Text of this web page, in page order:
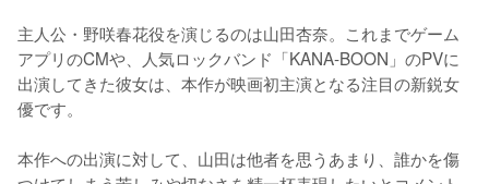
主人公・野咲春花役を演じるのは山田杏奈。これまでゲーム
アプリのCMや、人気ロックバンド「KANA-BOON」のPVに
出演してきた彼女は、本作が映画初主演となる注目の新鋭女
優です。
本作への出演に対して、山田は他者を思うあまり、誰かを傷